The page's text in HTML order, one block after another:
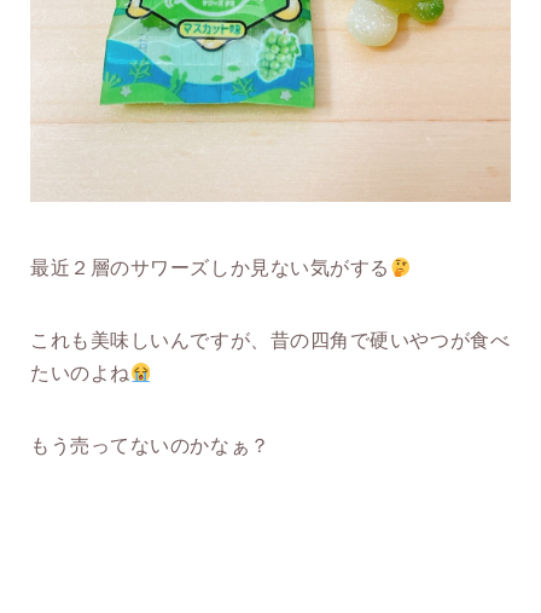
最近２層のサワーズしか見ない気がする
これも美味しいんですが、昔の四角で硬いやつが食べ
たいのよね
もう売ってないのかなぁ？